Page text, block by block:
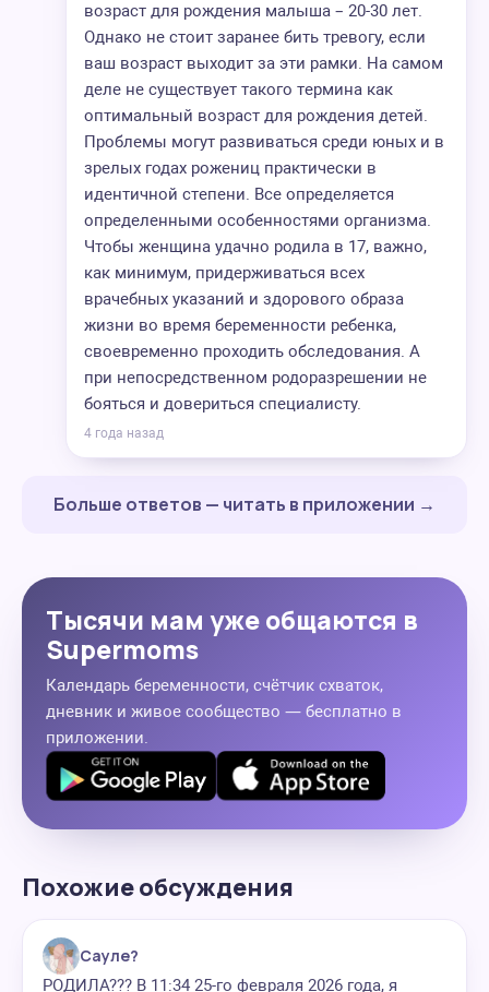
возраст для рождения малыша – 20-30 лет.
Однако не стоит заранее бить тревогу, если
ваш возраст выходит за эти рамки. На самом
деле не существует такого термина как
оптимальный возраст для рождения детей.
Проблемы могут развиваться среди юных и в
зрелых годах рожениц практически в
идентичной степени. Все определяется
определенными особенностями организма.
Чтобы женщина удачно родила в 17, важно,
как минимум, придерживаться всех
врачебных указаний и здорового образа
жизни во время беременности ребенка,
своевременно проходить обследования. А
при непосредственном родоразрешении не
бояться и довериться специалисту.
4 года назад
Больше ответов — читать в приложении →
Тысячи мам уже общаются в
Supermoms
Календарь беременности, счётчик схваток,
дневник и живое сообщество — бесплатно в
приложении.
Похожие обсуждения
Сауле?
РОДИЛА??? В 11:34 25-го февраля 2026 года, я